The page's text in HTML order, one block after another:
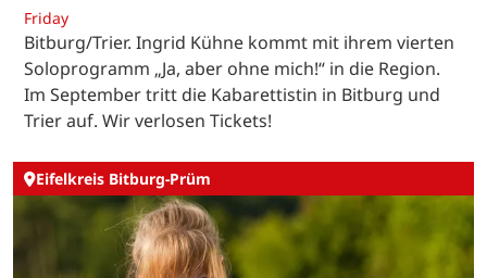
Friday
Bitburg/Trier. Ingrid Kühne kommt mit ihrem vierten
Soloprogramm „Ja, aber ohne mich!“ in die Region.
Im September tritt die Kabarettistin in Bitburg und
Trier auf. Wir verlosen Tickets!
Eifelkreis Bitburg-Prüm